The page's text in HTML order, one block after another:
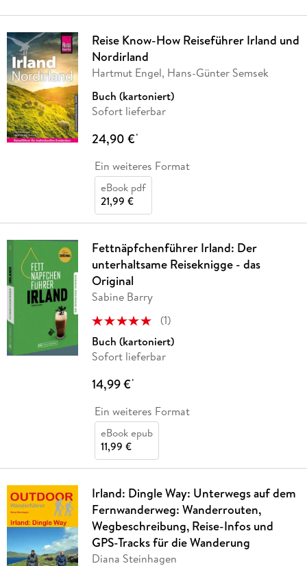
Reise Know-How Reiseführer Irland und
Nordirland
Hartmut Engel, Hans-Günter Semsek
Buch (kartoniert)
Sofort lieferbar
24,90 €*
Ein weiteres Format
eBook pdf
21,99 €
Fettnäpfchenführer Irland: Der
unterhaltsame Reiseknigge - das
Original
Sabine Barry
(1)
Buch (kartoniert)
Sofort lieferbar
14,99 €*
Ein weiteres Format
eBook epub
11,99 €
Irland: Dingle Way: Unterwegs auf dem
Fernwanderweg: Wanderrouten,
Wegbeschreibung, Reise-Infos und
GPS-Tracks für die Wanderung
Diana Steinhagen